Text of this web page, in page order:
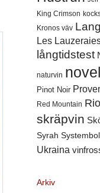
King Crimson
Kronos väv
Les
långtidstest
naturvin
Pinot Noir
Red Mountain
skräpvin
Syrah
Ukraina
Arkiv